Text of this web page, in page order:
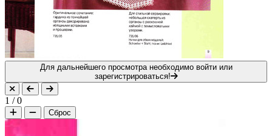
Для дальнейшего просмотра необходимо войти или
зарегистрироваться!
1 /0
Сброс